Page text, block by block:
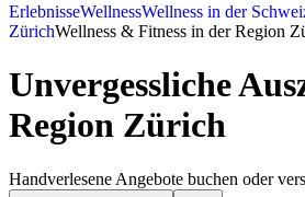
ErlebnisseWellnessWellness in der
ZürichWellness & Fitness in der Region
Unvergessliche
Region Zürich
Handverlesene Angebote buchen oder